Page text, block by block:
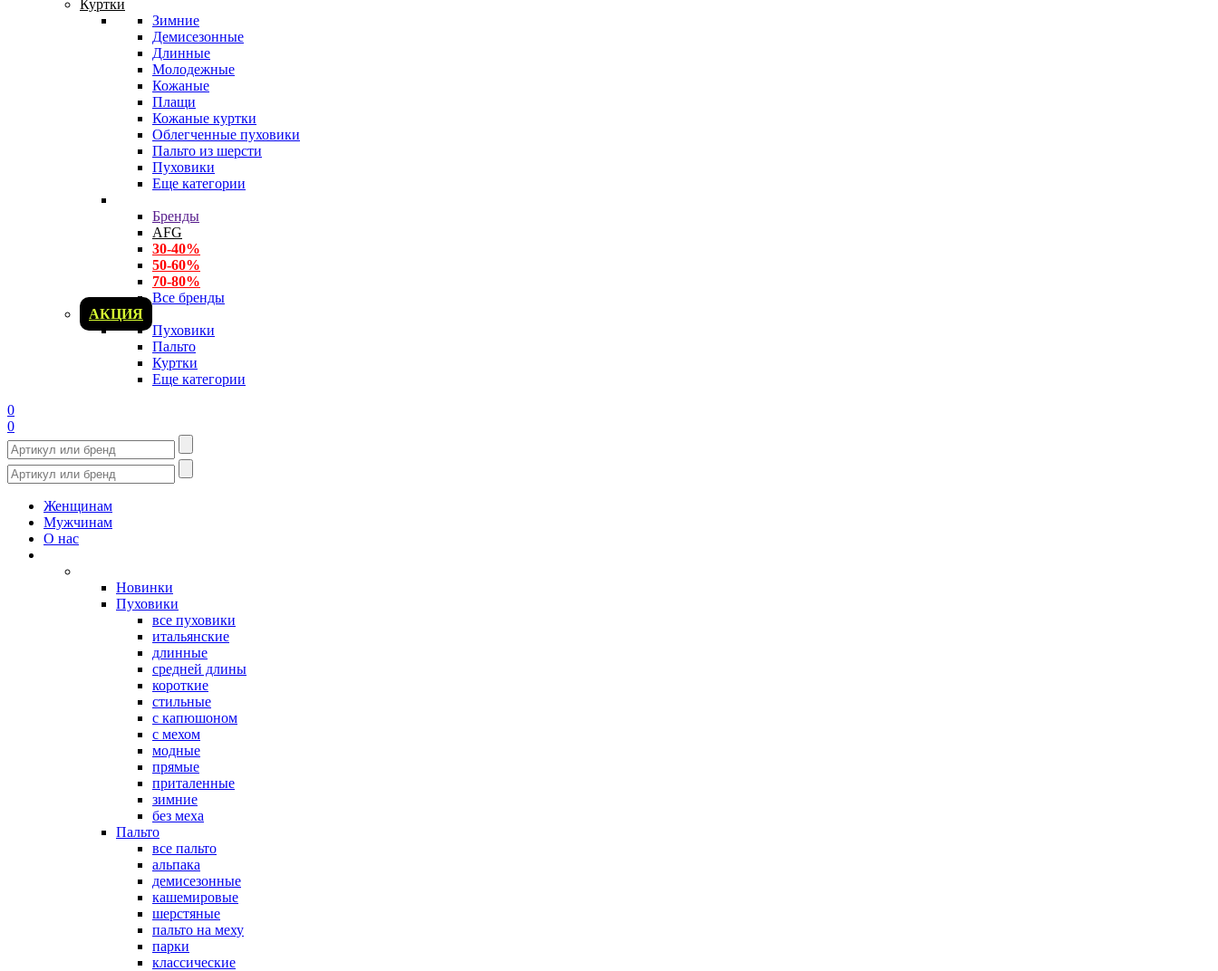
Куртки
Зимние
Демисезонные
Длинные
Молодежные
Кожаные
Плащи
Кожаные куртки
Облегченные пуховики
Пальто из шерсти
Пуховики
Еще категории
Бренды
AFG
30-40%
50-60%
70-80%
Все бренды
АКЦИЯ
Пуховики
Пальто
Куртки
Еще категории
0
0
Женщинам
Мужчинам
О нас
Новинки
Пуховики
все пуховики
итальянские
длинные
средней длины
короткие
стильные
с капюшоном
с мехом
модные
прямые
приталенные
зимние
без меха
Пальто
все пальто
альпака
демисезонные
кашемировые
шерстяные
пальто на меху
парки
классические